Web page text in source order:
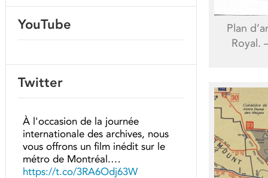
Plan
Royal.
YouTube
Twitter
À l'occasion de la journée
internationale des archives, nous
vous offrons un film inédit sur le
métro de Montréal.…
https://t.co/3RA6Odj63W